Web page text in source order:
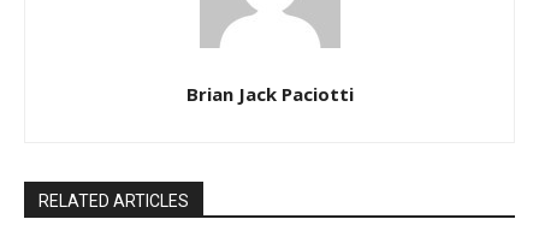
Brian Jack Paciotti
RELATED ARTICLES